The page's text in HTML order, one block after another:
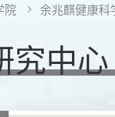
院 余兆麒健康科
究中心